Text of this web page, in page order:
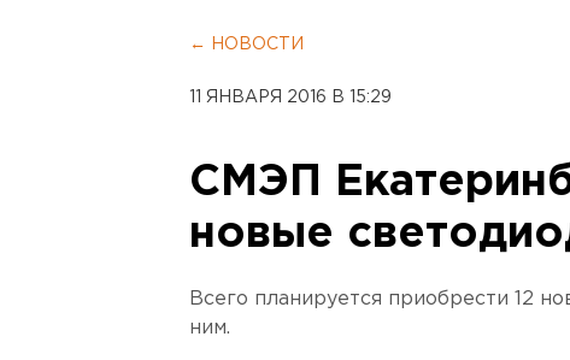
← НОВОСТИ
11 ЯНВАРЯ 2016 В 15:29
СМЭП
новые
Всего планируется приобрести 12
ним.